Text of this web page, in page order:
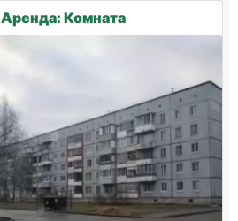
Аренда: Комната